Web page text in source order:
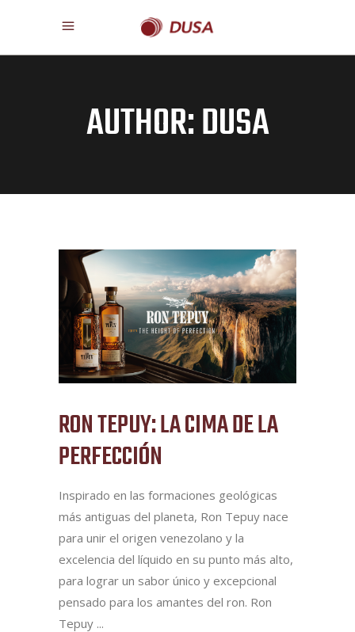
AUTHOR: DUSA
RON TEPUY: LA CIMA DE LA
PERFECCIÓN
Inspirado en las formaciones geológicas
más antiguas del planeta, Ron Tepuy nace
para unir el origen venezolano y la
excelencia del líquido en su punto más alto,
para lograr un sabor único y excepcional
pensado para los amantes del ron. Ron
Tepuy